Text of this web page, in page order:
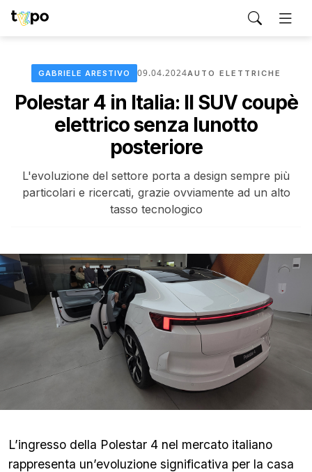
GABRIELE ARESTIVO 09.04.2024AUTO ELETTRICHE
Polestar 4 in Italia: Il SUV coupè
elettrico senza lunotto
posteriore
L'evoluzione del settore porta a design sempre più
particolari e ricercati, grazie ovviamente ad un alto
tasso tecnologico
L’ingresso della Polestar 4 nel mercato italiano
rappresenta un’evoluzione significativa per la casa